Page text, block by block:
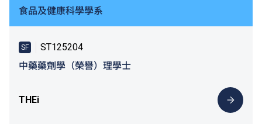
食品及健康科學學系
SF
ST125204
中藥藥劑學（榮譽）理學士
THEi